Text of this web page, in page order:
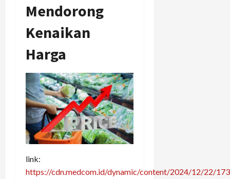
Mendorong
Kenaikan
Harga
link:
https://cdn.medcom.id/dynamic/content/2024/12/22/